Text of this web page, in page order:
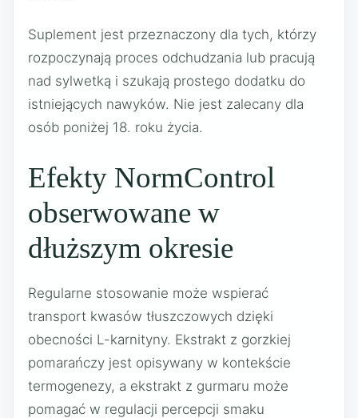
Suplement jest przeznaczony dla tych, którzy
rozpoczynają proces odchudzania lub pracują
nad sylwetką i szukają prostego dodatku do
istniejących nawyków. Nie jest zalecany dla
osób poniżej 18. roku życia.
Efekty NormControl
obserwowane w
dłuższym okresie
Regularne stosowanie może wspierać
transport kwasów tłuszczowych dzięki
obecności L-karnityny. Ekstrakt z gorzkiej
pomarańczy jest opisywany w kontekście
termogenezy, a ekstrakt z gurmaru może
pomagać w regulacji percepcji smaku